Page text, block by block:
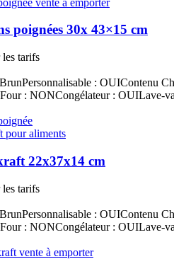
poignées 30x 43×15 cm
tarifs
: OUIContenu
: NONCongélateur : OUILave-
22x37x14 cm
tarifs
: OUIContenu
: NONCongélateur : OUILave-